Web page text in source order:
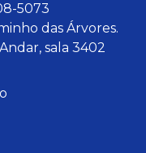
5073
das Árvores.
sala 3402